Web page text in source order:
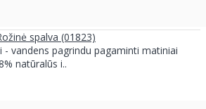
spalva (01823)
- vandens pagrindu pagaminti matiniai
natūralūs i..